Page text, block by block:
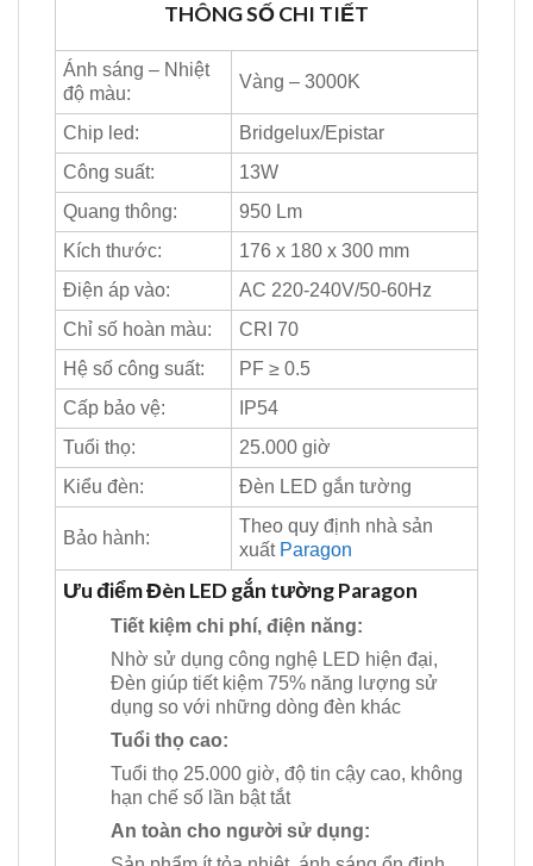
THÔNG SỐ CHI TIẾT
Ánh sáng – Nhiệt
độ màu:
Vàng – 3000K
Chip led:
Bridgelux/Epistar
Công suất:
13W
Quang thông:
950 Lm
Kích thước:
176 x 180 x 300 mm
Điện áp vào:
AC 220-240V/50-60Hz
Chỉ số hoàn màu:
CRI 70
Hệ số công suất:
PF ≥ 0.5
Cấp bảo vệ:
IP54
Tuổi thọ:
25.000 giờ
Kiểu đèn:
Đèn LED gắn tường
Bảo hành:
Theo quy định nhà sản
xuất Paragon
Ưu điểm Đèn LED gắn tường Paragon
Tiết kiệm chi phí, điện năng:
Nhờ sử dụng công nghệ LED hiện đại,
Đèn giúp tiết kiệm 75% năng lượng sử
dụng so với những dòng đèn khác
Tuổi thọ cao:
Tuổi thọ 25.000 giờ, độ tin cậy cao, không
hạn chế số lần bật tắt
An toàn cho người sử dụng: